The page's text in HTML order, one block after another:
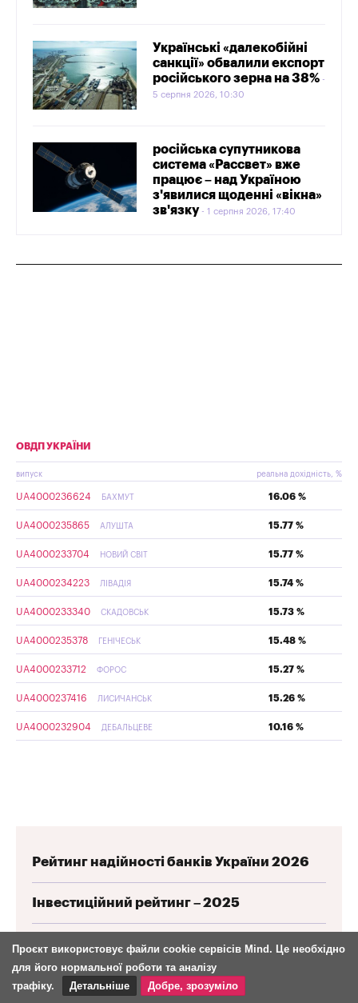
Українські «далекобійні
санкції» обвалили експорт
російського зерна на 38%
5 серпня 2026, 10:30
російська супутникова
система «Рассвет» вже
працює – над Україною
з'явилися щоденні «вікна»
зв'язку
1 серпня 2026, 17:40
ОВДП УКРАЇНИ
випуск реальна дохідність, %
UA4000236624 БАХМУТ 16.06 %
UA4000235865 АЛУШТА 15.77 %
UA4000233704 НОВИЙ СВІТ 15.77 %
UA4000234223 ЛІВАДІЯ 15.74 %
UA4000233340 СКАДОВСЬК 15.73 %
UA4000235378 ГЕНІЧЕСЬК 15.48 %
UA4000233712 ФОРОС 15.27 %
UA4000237416 ЛИСИЧАНСЬК 15.26 %
UA4000232904 ДЕБАЛЬЦЕВЕ 10.16 %
Рейтинг надійності банків України 2026
Інвестиційний рейтинг – 2025
ТОП 200 компаній
Рейтинг криптобірж
Проєкт використовує файли cookie сервісів Mind. Це необхідно
для його нормальної роботи та аналізу
трафіку.
Детальніше Добре, зрозуміло